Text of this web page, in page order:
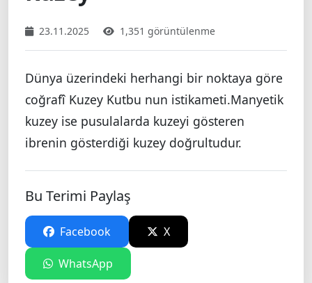
23.11.2025 1,351 görüntülenme
Dünya üzerindeki herhangi bir noktaya göre
coğrafî Kuzey Kutbu nun istikameti.Manyetik
kuzey ise pusulalarda kuzeyi gösteren
ibrenin gösterdiği kuzey doğrultudur.
Bu Terimi Paylaş
Facebook X
WhatsApp